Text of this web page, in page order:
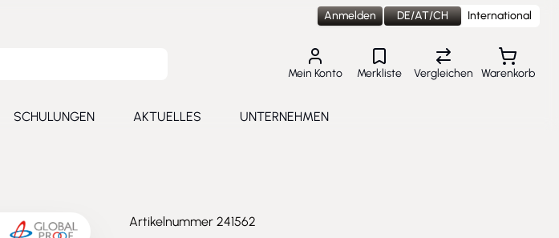
Anmelden DE/AT/CH International
Mein Konto Merkliste Vergleichen Warenkorb
SCHULUNGEN
AKTUELLES
UNTERNEHMEN
Artikelnummer 241562